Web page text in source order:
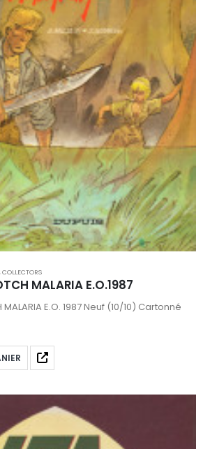
,COLLECTORS
MALARIA E.O.1987
E.O. 1987 Neuf (10/10) Cartonné